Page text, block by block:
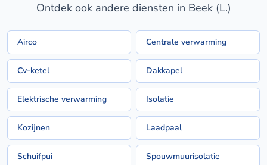
Ontdek ook andere diensten in Beek (L.)
Airco Centrale verwarming
Cv-ketel Dakkapel
Elektrische verwarming Isolatie
Kozijnen Laadpaal
Schuifpui Spouwmuurisolatie